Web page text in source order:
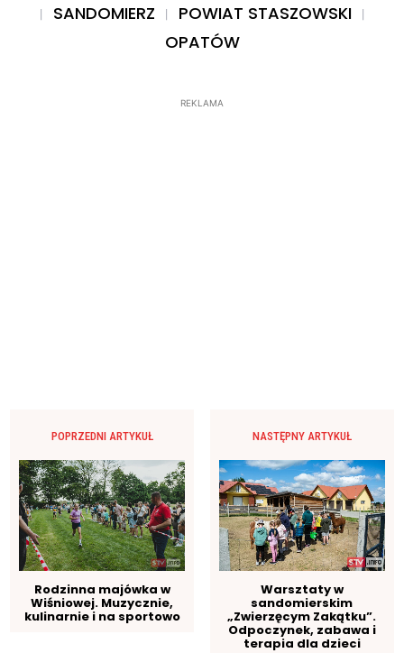
SANDOMIERZ
POWIAT STASZOWSKI
OPATÓW
REKLAMA
POPRZEDNI ARTYKUŁ
Rodzinna majówka w
Wiśniowej. Muzycznie,
kulinarnie i na sportowo
NASTĘPNY ARTYKUŁ
Warsztaty w
sandomierskim
„Zwierzęcym Zakątku”.
Odpoczynek, zabawa i
terapia dla dzieci